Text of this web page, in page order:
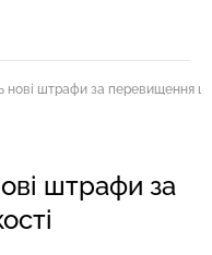
нові штрафи за перевищення
штрафи за